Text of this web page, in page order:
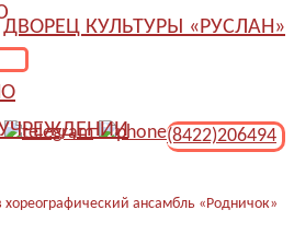
ДВОРЕЦ КУЛЬТУРЫ «РУСЛАН»
(8422)206494
ансамбль «Родничок»